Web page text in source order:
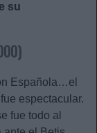
su
Española…el
espectacular.
fue todo al